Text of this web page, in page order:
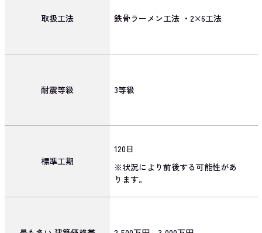
取扱工法 鉄骨ラーメン工法 ・2×6工法
耐震等級 3等級
標準工期
120日
※状況により前後する可能性があ
ります。